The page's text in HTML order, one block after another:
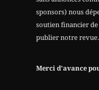
sponsors) nous
soutien financier
publier notre revue.
Merci d’avance